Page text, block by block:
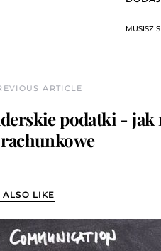
MUSISZ
ARTICLE
podatki - jak
ALSO LIKE